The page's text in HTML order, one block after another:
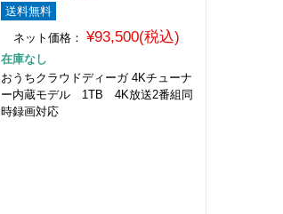
送料無料
ネット価格： ¥93,500(税込)
在庫なし
おうちクラウドディーガ 4Kチューナ
ー内蔵モデル 1TB 4K放送2番組同
時録画対応